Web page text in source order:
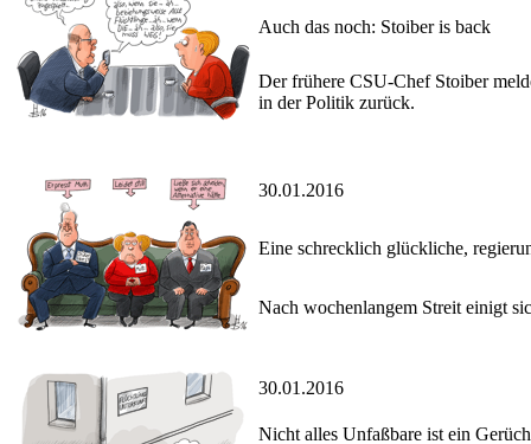
Auch das noch: Stoiber is back
Der frühere CSU-Chef Stoiber
in der Politik zurück.
30.01.2016
Eine schrecklich glückliche,
Nach wochenlangem Streit einigt
30.01.2016
Nicht alles Unfaßbare ist ein